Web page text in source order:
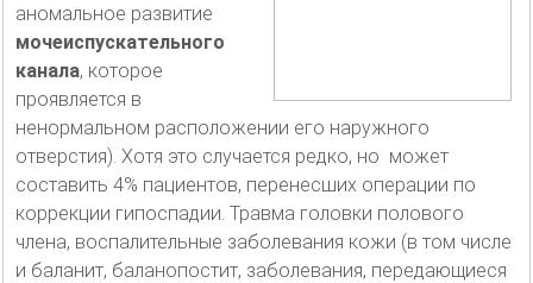
аномальное развитие
мочеиспускательного
канала, которое
проявляется в
ненормальном расположении его наружного
отверстия). Хотя это случается редко, но может
составить 4% пациентов, перенесших операции по
коррекции гипоспадии. Травма головки полового
члена, воспалительные заболевания кожи (в том числе
и баланит, баланопостит, заболевания, передающиеся